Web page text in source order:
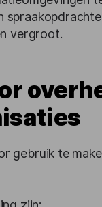
vergroot.
gebruik te